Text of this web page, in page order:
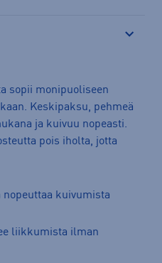
sopii monipuoliseen
Keskipaksu, pehmeä
ja kuivuu nopeasti.
pois iholta, jotta
kuivumista
liikkumista ilman